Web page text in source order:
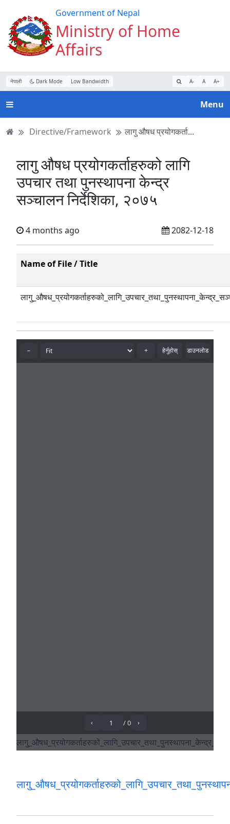
Accessibility
Mode
main
content
main
navigation
website
search
Government of Nepal
Ministry of Home
Affairs
नेपाली Dark Mode Low Bandwidth A- A A+
Menu
Directive/Framework लागु औषध प्रयोगकर्ता...
लागु औषध प्रयोगकर्ताहरुको लागि
उपचार तथा पुनस्थापना केन्द्र
सञ्चालन निर्देशिका, २०७५
4 months ago 2082-12-18
Name of File / Title